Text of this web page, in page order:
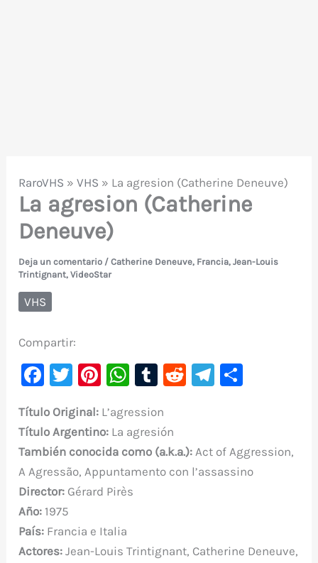
RaroVHS »VHS » La agresion (Catherine Deneuve)
La agresion (Catherine
Deneuve)
Deja un comentario /Catherine Deneuve, Francia,Jean-Louis
Trintignant,VideoStar
VHS
Compartir:
F
c
e
b
o
o
k
T
it
te
r
Pi
er
e
st
W
at
s
A
p
T
m
bl
r
R
di
t
Te
a
m
p
ar
Título Original: L’agression
Título Argentino: La agresión
También conocida como (a.k.a.): Act of Aggression,
A Agressão, Appuntamento con l’assassino
Director: Gérard Pirès
Año: 1975
País: Francia e Italia
Actores: Jean-Louis Trintignant, Catherine Deneuve,